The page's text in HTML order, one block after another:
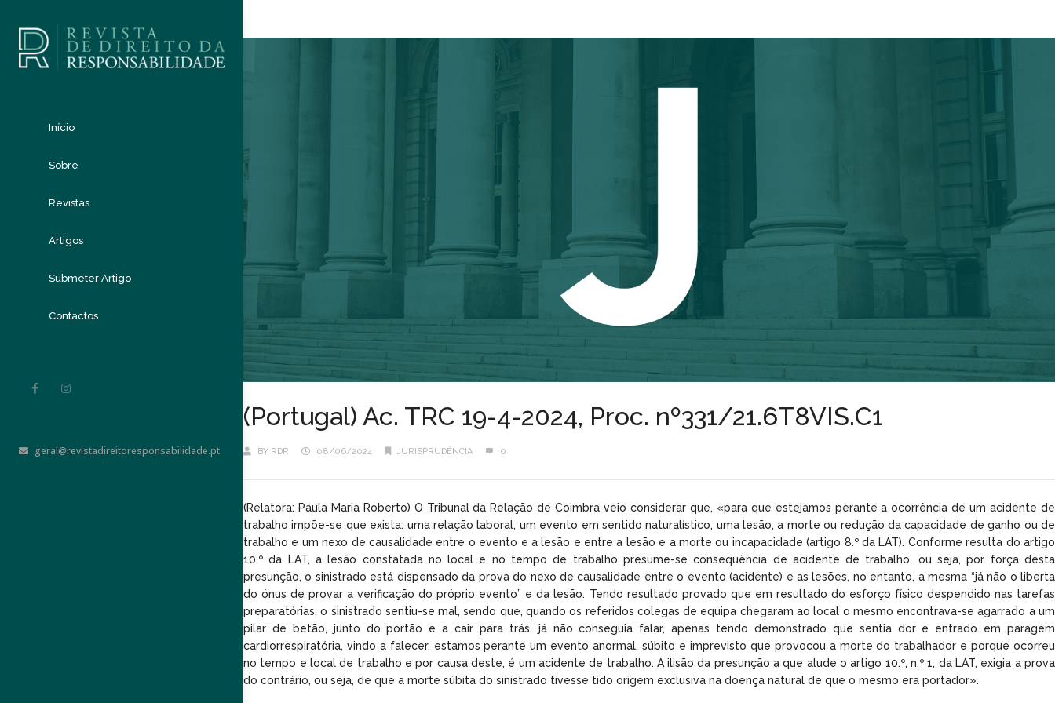
Início
Sobre
Revistas
Artigos
Submeter Artigo
Contactos
geral@revistadireitoresponsabilidade.pt
(Portugal) Ac. TRC 19-4-2024, Proc. nº331/21.6T8VIS.C1
BY RDR 08/06/2024 JURISPRUDÊNCIA 0
(Relatora: Paula Maria Roberto) O Tribunal da Relação de Coimbra veio considerar que, «para que estejamos perante a ocorrência de um acidente de
trabalho impõe-se que exista: uma relação laboral, um evento em sentido naturalístico, uma lesão, a morte ou redução da capacidade de ganho ou de
trabalho e um nexo de causalidade entre o evento e a lesão e entre a lesão e a morte ou incapacidade (artigo 8.º da LAT). Conforme resulta do artigo
10.º da LAT, a lesão constatada no local e no tempo de trabalho presume-se consequência de acidente de trabalho, ou seja, por força desta
presunção, o sinistrado está dispensado da prova do nexo de causalidade entre o evento (acidente) e as lesões, no entanto, a mesma “já não o liberta
do ónus de provar a verificação do próprio evento” e da lesão. Tendo resultado provado que em resultado do esforço físico despendido nas tarefas
preparatórias, o sinistrado sentiu-se mal, sendo que, quando os referidos colegas de equipa chegaram ao local o mesmo encontrava-se agarrado a um
pilar de betão, junto do portão e a cair para trás, já não conseguia falar, apenas tendo demonstrado que sentia dor e entrado em paragem
cardiorrespiratória, vindo a falecer, estamos perante um evento anormal, súbito e imprevisto que provocou a morte do trabalhador e porque ocorreu
no tempo e local de trabalho e por causa deste, é um acidente de trabalho. A ilisão da presunção a que alude o artigo 10.º, n.º 1, da LAT, exigia a prova
do contrário, ou seja, de que a morte súbita do sinistrado tivesse tido origem exclusiva na doença natural de que o mesmo era portador».